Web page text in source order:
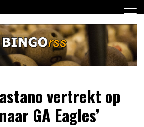
RSS vertrekt op
GA Eagles’